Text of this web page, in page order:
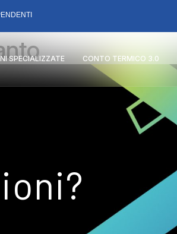
SPECIALIZZATE CONTO TERMICO 3.0